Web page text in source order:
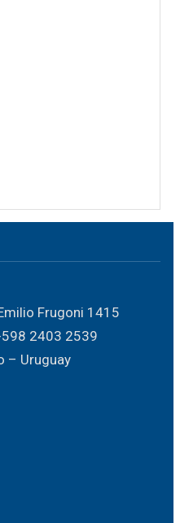
Frugoni 1415
2403 2539
– Uruguay